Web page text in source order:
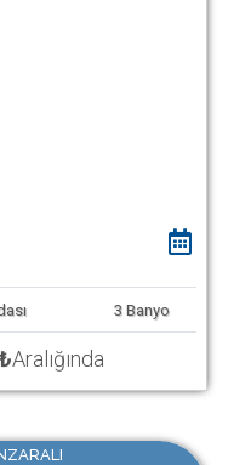
3 Banyo
Aralığında